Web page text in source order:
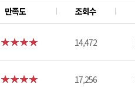
만족도 조회수
14,472
17,256